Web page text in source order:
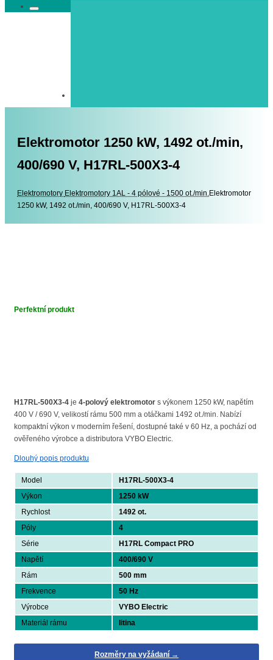
Search
Search
Elektromotor 1250 kW, 1492 ot./min,
400/690 V, H17RL-500X3-4
Elektromotory Elektromotory
Elektromotory 1AL - 4 pólové - 1500 ot./min.Elektromotor
1250 kW, 1492 ot./min, 400/690 V, H17RL-500X3-4
Perfektní produkt
H17RL-500X3-4 je 4-polový elektromotor s výkonem 1250 kW, napětím
400 V / 690 V, velikostí rámu 500 mm a otáčkami 1492 ot./min. Nabízí
kompaktní výkon v moderním řešení, dostupné také v 60 Hz, a pochází od
ověřeného výrobce a distributora VYBO Electric.
Dlouhý popis produktu
Model
H17RL-500X3-4
Výkon
1250 kW
Rychlost
1492 ot.
Póly
4
Série
H17RL Compact PRO
Napětí
400/690 V
Rám
500 mm
Frekvence
50 Hz
Výrobce
VYBO Electric
Materiál rámu
litina
Rozměry na vyžádaní →